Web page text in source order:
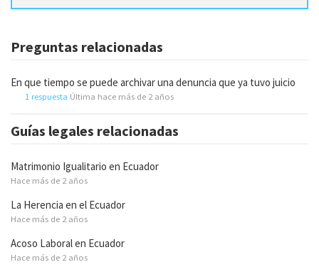
Preguntas relacionadas
En que tiempo se puede archivar una denuncia que ya tuvo juicio
1 respuesta Última hace más de 2 años
Guías legales relacionadas
Matrimonio Igualitario en Ecuador
Hace más de 2 años
La Herencia en el Ecuador
Hace más de 2 años
Acoso Laboral en Ecuador
Hace más de 2 años